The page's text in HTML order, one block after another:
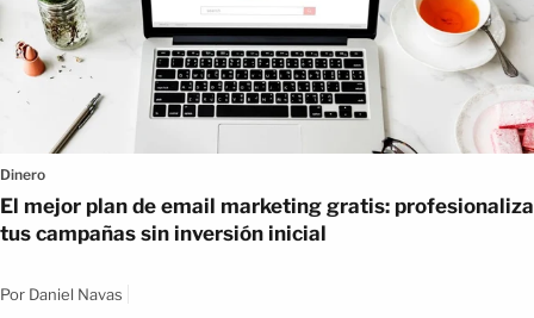
Dinero
El mejor plan de email marketing gratis: profesionaliza
tus campañas sin inversión inicial
Por Daniel Navas